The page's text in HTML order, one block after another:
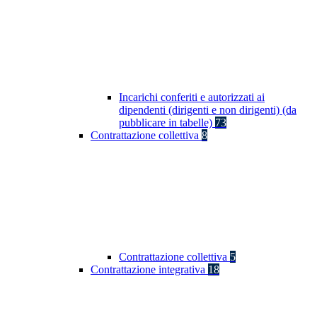
Incarichi conferiti e autorizzati ai
dipendenti (dirigenti e non dirigenti) (da
pubblicare in tabelle) 73
Contrattazione collettiva 8
Contrattazione collettiva 5
Contrattazione integrativa 18